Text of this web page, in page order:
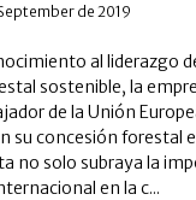
de 2019
al liderazgo
sostenible, la
de la Unión
su concesión forestal
no solo subraya la
en la c...